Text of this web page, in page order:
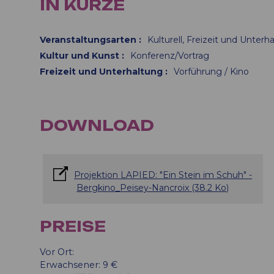
IN KÜRZE
Veranstaltungsarten : Kulturell Freizeit und
Kultur und Kunst :
Konferenz/Vortrag
Freizeit und Unterhaltung : Vorführung / Kino
DOWNLOAD
Projektion LAPIED: "Ein Stein im Schuh" -
Bergkino_Peisey-Nancroix (38.2 Ko)
PREISE
Vor Ort:
Erwachsener: 9 €